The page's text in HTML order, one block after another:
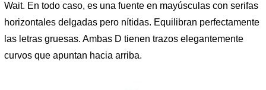
Wait. En todo caso, es una fuente en mayúsculas con serifas
horizontales delgadas pero nítidas. Equilibran perfectamente
las letras gruesas. Ambas D tienen trazos elegantemente
curvos que apuntan hacia arriba.